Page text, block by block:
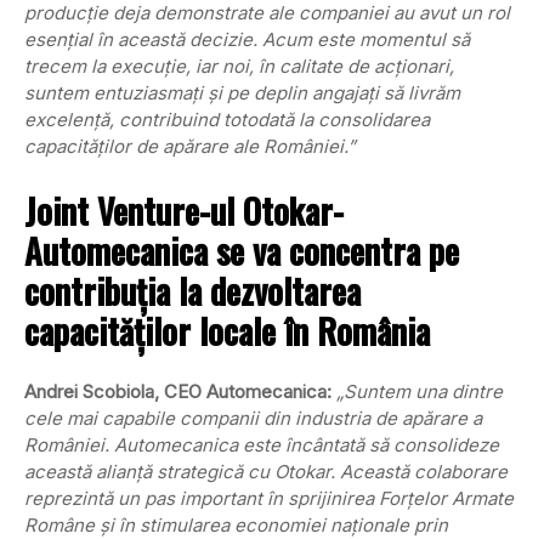
producție deja demonstrate ale companiei au avut un rol
esențial în această decizie. Acum este momentul să
trecem la execuție, iar noi, în calitate de acționari,
suntem entuziasmați și pe deplin angajați să livrăm
excelență, contribuind totodată la consolidarea
capacităților de apărare ale României.”
Joint Venture-ul Otokar-
Automecanica se va concentra pe
contribuția la dezvoltarea
capacităților locale în România
Andrei Scobiola, CEO Automecanica: „Suntem una dintre
cele mai capabile companii din industria de apărare a
României. Automecanica este încântată să consolideze
această alianță strategică cu Otokar. Această colaborare
reprezintă un pas important în sprijinirea Forțelor Armate
Române și în stimularea economiei naționale prin